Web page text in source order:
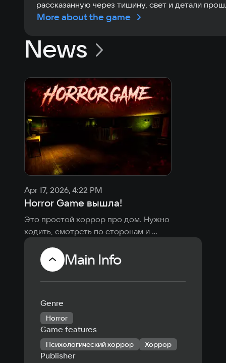
рассказанную через тишину, свет и детали
More about the game
News
Apr 17, 2026, 4:22 PM
Horror Game вышла!
Это простой хоррор про дом. Нужно
ходить, смотреть по сторонам и
искать выход.
Main Info
Genre
Horror
Game features
Психологический хоррор Хоррор
Publisher